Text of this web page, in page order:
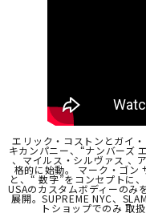
エリック・コストンとガイ
キカンパニー、“ナンバーズ
、マイルス・シルヴァス 、
格的に始動。 マーク・ゴン
と、“ 数字”をコンセプトに
USAのカスタムボディーのみ
展開。SUPREME NYC、
トショップでのみ 取